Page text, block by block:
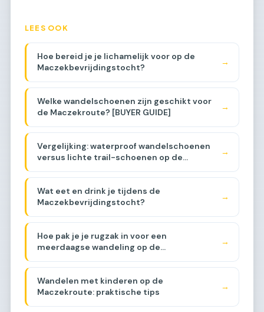
LEES OOK
Hoe bereid je je lichamelijk voor op de
Maczekbevrijdingstocht?
→
Welke wandelschoenen zijn geschikt voor
de Maczekroute? [BUYER GUIDE]
→
Vergelijking: waterproof wandelschoenen
versus lichte trail-schoenen op de
→
Wat eet en drink je tijdens de
Maczekbevrijdingstocht?
→
Hoe pak je je rugzak in voor een
meerdaagse wandeling op de
→
Wandelen met kinderen op de
Maczekroute: praktische tips
→